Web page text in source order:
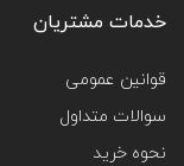
خدمات مشتریان
قوانین عمومی
سوالات متداول
نحوه خرید